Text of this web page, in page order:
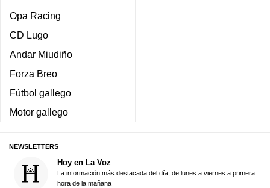
Opa Racing
CD Lugo
Andar Miudiño
Forza Breo
Fútbol gallego
Motor gallego
NEWSLETTERS
Hoy en La Voz
La información más destacada del día, de lunes a viernes a primera
hora de la mañana